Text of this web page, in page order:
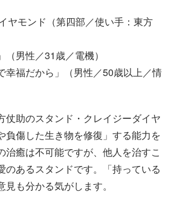
ヤモンド（第四部／使い手：東方
（男性／31歳／電機）
幸福だから」（男性／50歳以上／情
仗助のスタンド・クレイジーダイヤ
負傷した生き物を修復」する能力を
治癒は不可能ですが、他人を治すこ
のあるスタンドです。「持っている
も分かる気がします。